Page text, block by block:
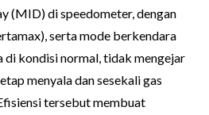
(MID) di speedometer, dengan
serta mode berkendara
kondisi normal, tidak mengejar
menyala dan sesekali gas
tersebut membuat